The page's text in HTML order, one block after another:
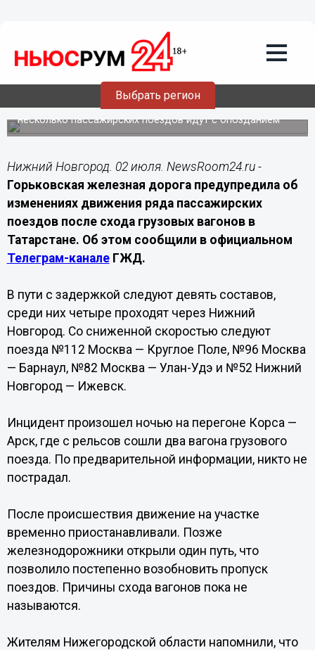
Выбрать регион
Поезда в Нижний Новгород
задерживаются после схода вагонов в
Татарстане
Из-за происшествия на Горьковской железной дороге
несколько пассажирских поездов идут с опозданием
Нижний Новгород. 02 июля. NewsRoom24.ru -
Горьковская железная дорога предупредила об
изменениях движения ряда пассажирских
поездов после схода грузовых вагонов в
Татарстане. Об этом сообщили в официальном
Телеграм-каналеГЖД.
В пути с задержкой следуют девять составов,
среди них четыре проходят через Нижний
Новгород. Со сниженной скоростью следуют
поезда №112 Москва — Круглое Поле, №96 Москва
— Барнаул, №82 Москва — Улан-Удэ и №52 Нижний
Новгород — Ижевск.
Инцидент произошел ночью на перегоне Корса —
Арск, где с рельсов сошли два вагона грузового
поезда. По предварительной информации, никто не
пострадал.
После происшествия движение на участке
временно приостанавливали. Позже
железнодорожники открыли один путь, что
позволило постепенно возобновить пропуск
поездов. Причины схода вагонов пока не
называются.
Жителям Нижегородской области напомнили, что